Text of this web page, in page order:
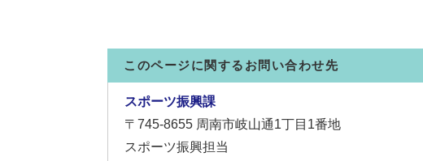
このページに関するお問い合わせ先
スポーツ振興課
〒745-8655 周南市岐山通1丁目1番地
スポーツ振興担当